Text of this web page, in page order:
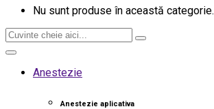
Nu sunt produse în această categorie.
Anestezie
Anestezie aplicativa